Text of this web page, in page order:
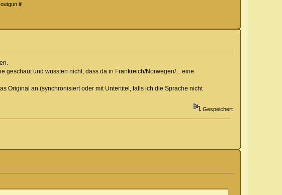
it!
geschaut und wussten nicht, dass da in Frankreich/Norwegen/... eine
Original an (synchronisiert oder mit Untertitel, falls ich die Sprache nicht
Gespeichert